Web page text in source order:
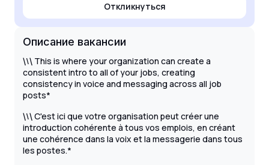
Откликнуться
Описание вакансии
\\\ This is where your organization can create a
consistent intro to all of your jobs, creating
consistency in voice and messaging across all job
posts*
\\\ C'est ici que votre organisation peut créer une
introduction cohérente à tous vos emplois, en créant
une cohérence dans la voix et la messagerie dans tous
les postes.*